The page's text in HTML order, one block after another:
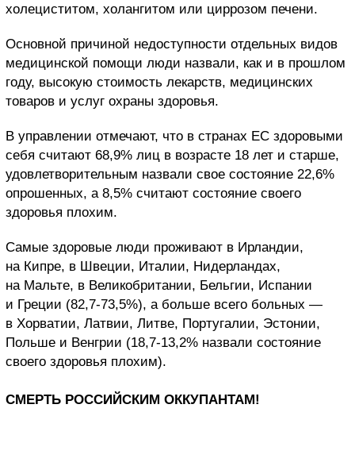
холециститом, холангитом или циррозом печени.
Основной причиной недоступности отдельных видов
медицинской помощи люди назвали, как и в прошлом
году, высокую стоимость лекарств, медицинских
товаров и услуг охраны здоровья.
В управлении отмечают, что в странах ЕС здоровыми
себя считают 68,9% лиц в возрасте 18 лет и старше,
удовлетворительным назвали свое состояние 22,6%
опрошенных, а 8,5% считают состояние своего
здоровья плохим.
Самые здоровые люди проживают в Ирландии,
на Кипре, в Швеции, Италии, Нидерландах,
на Мальте, в Великобритании, Бельгии, Испании
и Греции (82,7-73,5%), а больше всего больных —
в Хорватии, Латвии, Литве, Португалии, Эстонии,
Польше и Венгрии (18,7-13,2% назвали состояние
своего здоровья плохим).
СМЕРТЬ РОССИЙСКИМ ОККУПАНТАМ!